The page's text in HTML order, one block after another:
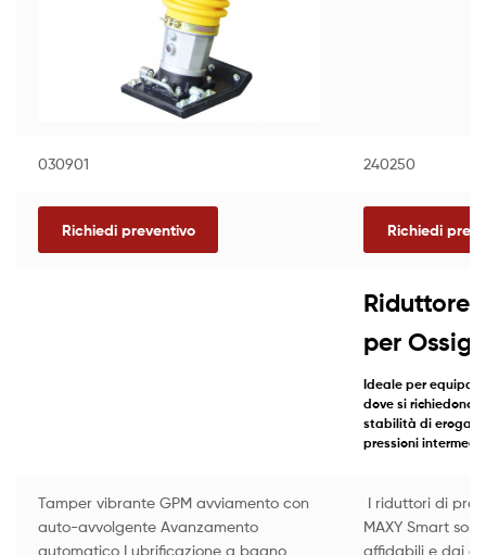
030901 240250
Richiedi preventivo Richiedi
Riduttore
per
Ideale per
dove si richiedono
stabilità di
pressioni
Tamper vibrante GPM avviamento con
auto-avvolgente Avanzamento
automatico Lubrificazione a bagno
I riduttori di
MAXY Smart
affidabili e dai